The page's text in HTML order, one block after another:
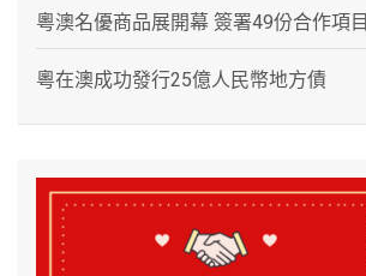
粵澳名優商品展開幕 簽署49份合作項目
粵在澳成功發行25億人民幣地方債